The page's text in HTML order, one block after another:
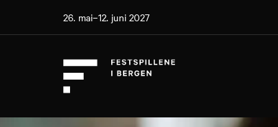
26. mai–12. juni 2027